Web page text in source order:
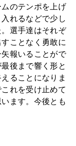
のテンポを上げ
れるなどで少し
選手達はそれぞ
ことなく勇敢に
報いることがで
後まで響く形と
ることになりま
れを受け止めて
ます。今後とも